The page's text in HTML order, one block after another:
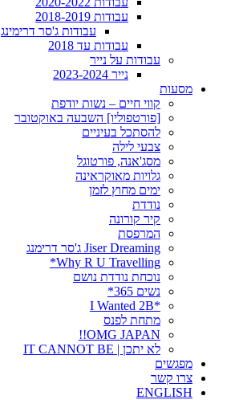
עבודות 2018-2019
עבודות ג'סר דרימינג
עבודות עד 2018
עבודות על נייר
נייר 2023-2024
מסעות
קווי חיים – נשות יודפת
[פורטפוליו] השבעה באוקטובר
להסתכל בעיניים
צבעי לילה
מסג'אנה, פורטוגל
גלויות מאוקראינה
ימים מחוץ לזמן
נודדת
קיר קורונה
המרפסת
Jiser Dreaming ג'סר דרימנג
Why R U Travelling*
נוכחת נודדת נושם
נשים 365*
*I Wanted 2B
מתחת לפנס
OMG JAPAN!!
לא יתכן | IT CANNOT BE
מפגשים
צרו קשר
ENGLISH